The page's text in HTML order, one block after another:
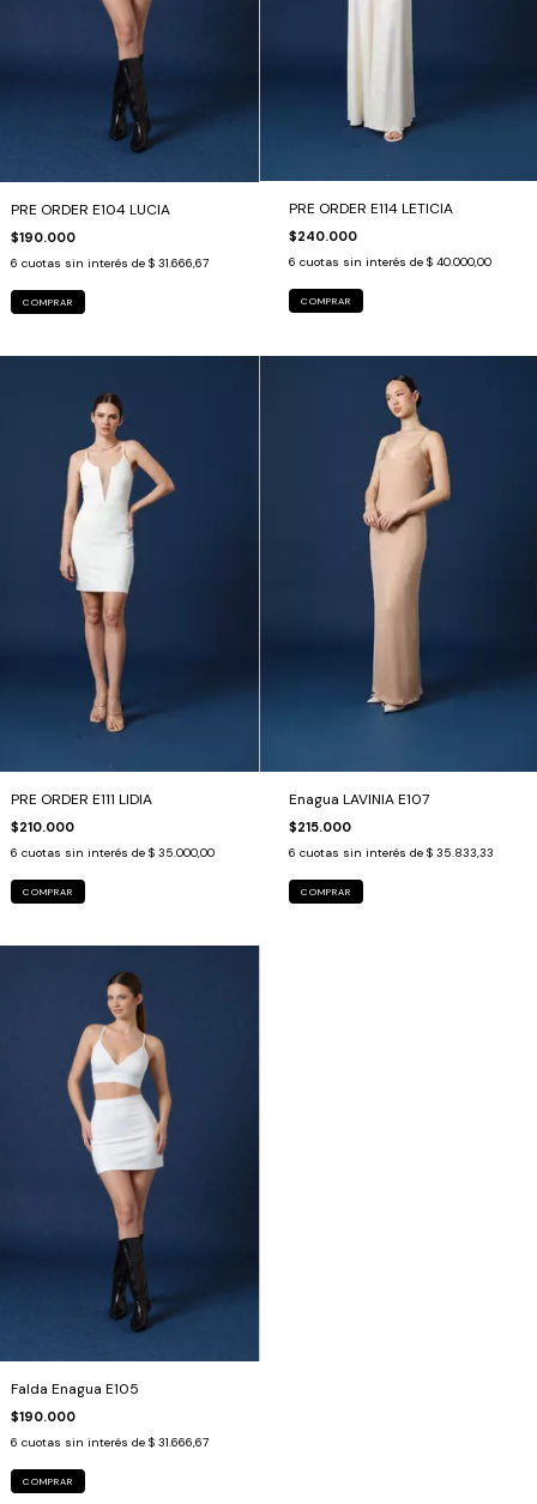
PRE ORDER E104 LUCIA
$190.000
6 cuotas sin interés de $ 31.666,67
COMPRAR
PRE ORDER E114 LETICIA
$240.000
6 cuotas sin interés de $ 40.000,00
COMPRAR
PRE ORDER E111 LIDIA
$210.000
6 cuotas sin interés de $ 35.000,00
COMPRAR
Enagua LAVINIA E107
$215.000
6 cuotas sin interés de $ 35.833,33
COMPRAR
Falda Enagua E105
$190.000
6 cuotas sin interés de $ 31.666,67
COMPRAR